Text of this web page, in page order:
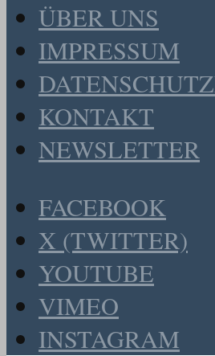
ÜBER UNS
IMPRESSUM
KONTAKT
NEWSLETTER
FACEBOOK
X (TWITTER)
YOUTUBE
VIMEO
INSTAGRAM